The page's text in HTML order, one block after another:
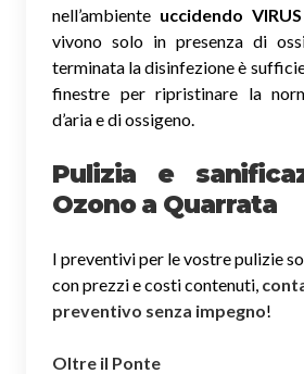
nell’ambiente uccidendo
vivono solo in presenza di
terminata la disinfezione è
finestre per ripristinare la
d’aria e di ossigeno.
Pulizia e
Ozono a Quarrata
I preventivi per le vostre pulizie
con prezzi e costi contenuti,
preventivo senza impegno!
Oltre il Ponte